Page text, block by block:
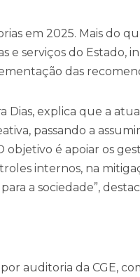
em 2025. Mais do
e serviços do Estado,
das
explica que a
passando a
objetivo é apoiar os
internos, na
a sociedade”,
auditoria da CGE,